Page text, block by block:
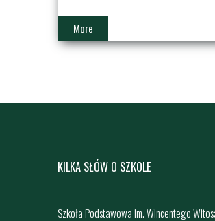
More
KILKA SŁÓW O SZKOLE
Szkoła Podstawowa im. Wincentego